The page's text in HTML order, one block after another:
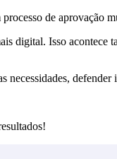
de
digital. Isso acontece